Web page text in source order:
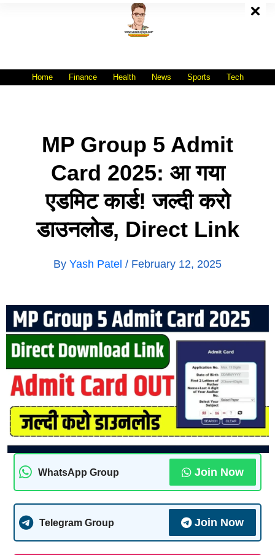
Home Finance Health News Sports Tech
MP Group 5 Admit
Card 2025: आ गया
एडमिट कार्ड! जल्दी करो
डाउनलोड, Direct Link
By Yash Patel / February 12, 2025
WhatsApp Group Join Now
Telegram Group Join Now